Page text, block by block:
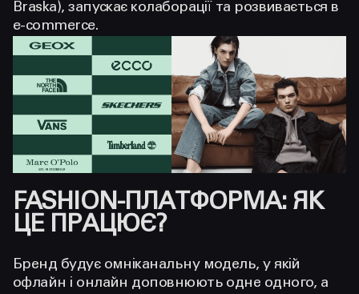
Braska), запускає колаборації та розвивається в
e-commerce.
FASHION-ПЛАТФОРМА: ЯК
ЦЕ ПРАЦЮЄ?
Бренд будує омніканальну модель, у якій
офлайн і онлайн доповнюють одне одного, а